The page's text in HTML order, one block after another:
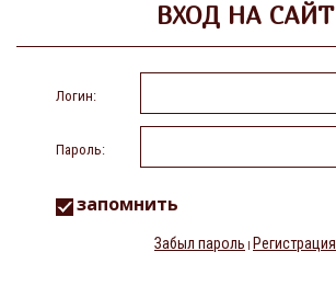
ВХОД НА САЙТ
Логин:
Пароль:
запомнить
Забыл пароль | Регистрация